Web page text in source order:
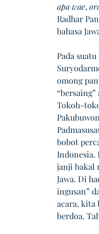
apa wae,
Radhar
bahasa
Pada
omong
Tokoh-
bobot
Indonesia.
janji bakal
Jawa. Di
ingusan”
acara, kita
berdoa.